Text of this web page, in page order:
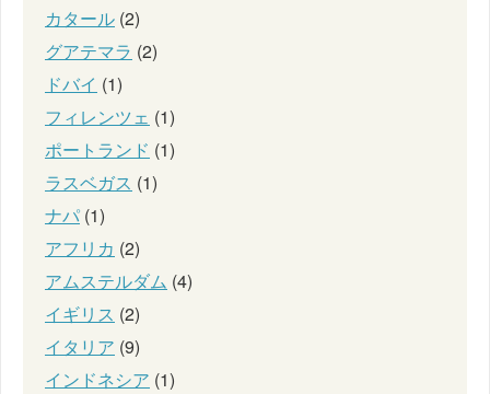
カタール (2)
グアテマラ (2)
ドバイ (1)
フィレンツェ (1)
ポートランド (1)
ラスベガス (1)
ナパ (1)
アフリカ (2)
アムステルダム (4)
イギリス (2)
イタリア (9)
インドネシア (1)